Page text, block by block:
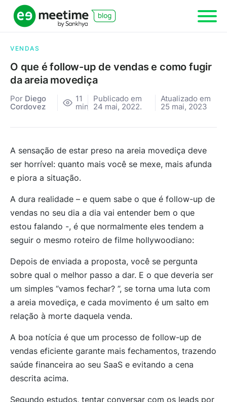
VENDAS
O que é follow-up de vendas e como fugir
da areia movediça
Por Diego
Cordovez
11
min
Publicado em
24 mai, 2022.
Atualizado em
25 mai, 2023
A sensação de estar preso na areia movediça deve
ser horrível: quanto mais você se mexe, mais afunda
e piora a situação.
A dura realidade – e quem sabe o que é follow-up de
vendas no seu dia a dia vai entender bem o que
estou falando -, é que normalmente eles tendem a
seguir o mesmo roteiro de filme hollywoodiano:
Depois de enviada a proposta, você se pergunta
sobre qual o melhor passo a dar. E o que deveria ser
um simples “vamos fechar? ”, se torna uma luta com
a areia movediça, e cada movimento é um salto em
relação à morte daquela venda.
A boa notícia é que um processo de follow-up de
vendas eficiente garante mais fechamentos, trazendo
saúde financeira ao seu SaaS e evitando a cena
descrita acima.
Segundo estudos, tentar conversar com os leads por